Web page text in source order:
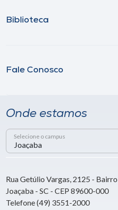
Biblioteca
Fale Conosco
Onde estamos
Selecione o campus
Rua Getúlio Vargas, 2125 -
Joaçaba - SC - CEP 89600-000
Telefone (49) 3551-2000